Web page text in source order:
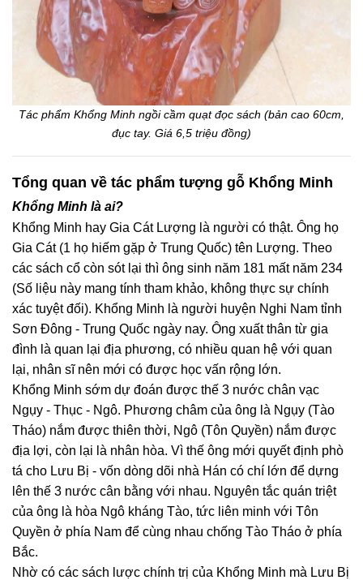
Tác phẩm Khổng Minh ngồi cầm quạt đọc sách (bản cao 60cm,
đục tay. Giá 6,5 triệu đồng)
Tổng quan về tác phẩm tượng gỗ Khổng Minh
Khổng Minh là ai?
Khổng Minh hay Gia Cát Lượng là người có thật. Ông họ
Gia Cát (1 họ hiếm gặp ở Trung Quốc) tên Lượng. Theo
các sách cổ còn sót lại thì ông sinh năm 181 mất năm 234
(Số liệu này mang tính tham khảo, không thực sự chính
xác tuyệt đối). Khổng Minh là người huyện Nghi Nam tỉnh
Sơn Đông - Trung Quốc ngày nay. Ông xuất thân từ gia
đình là quan lại địa phương, có nhiều quan hệ với quan
lại, nhân sĩ nên mới có được học vấn rộng lớn.
Khổng Minh sớm dự đoán được thế 3 nước chân vạc
Ngụy - Thục - Ngô. Phương châm của ông là Ngụy (Tào
Tháo) nắm được thiên thời, Ngô (Tôn Quyền) nắm được
địa lợi, còn lại là nhân hòa. Vì thế ông mới quyết định phò
tá cho Lưu Bị - vốn dòng dõi nhà Hán có chí lớn để dựng
lên thế 3 nước cân bằng với nhau. Nguyên tắc quán triệt
của ông là hòa Ngô kháng Tào, tức liên minh với Tôn
Quyền ở phía Nam để cùng nhau chống Tào Tháo ở phía
Bắc.
Nhờ có các sách lược chính trị của Khổng Minh mà Lưu Bị